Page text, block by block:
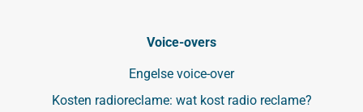
Voice-overs
Engelse voice-over
Kosten radioreclame: wat kost radio reclame?